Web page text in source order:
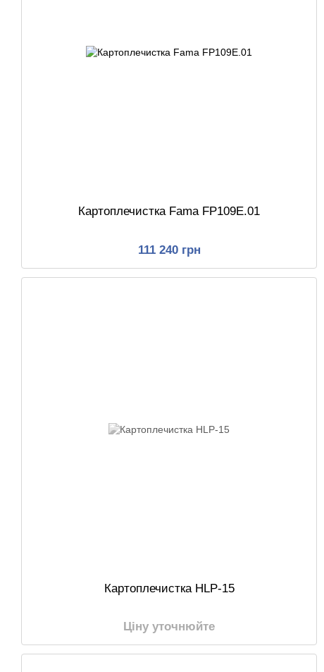
Картоплечистка Fama FP109E.01
111 240 грн
Картоплечистка HLP-15
Ціну уточнюйте